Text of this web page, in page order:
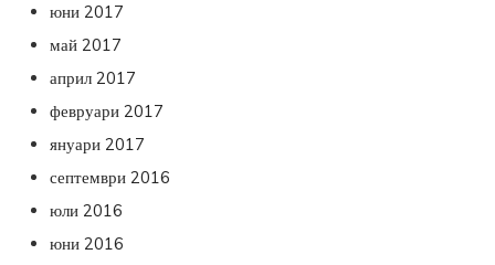
юни 2017
май 2017
април 2017
февруари 2017
януари 2017
септември 2016
юли 2016
юни 2016